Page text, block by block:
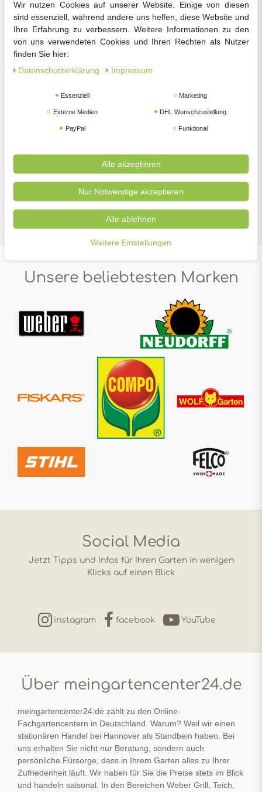
Gemüsesamen Blumensamen Anzucht
Zimmerpflanzen Pflanzenschutz Gartengeräte
Unsere beliebtesten Marken
Social Media
Jetzt Tipps und Infos für Ihren Garten in wenigen
Klicks auf einen Blick
instagram facebook YouTube
Über meingartencenter24.de
meingartencenter24.de zählt zu den Online-
Fachgartencentern in Deutschland. Warum? Weil wir einen
stationären Handel bei Hannover als Standbein haben. Bei
uns erhalten Sie nicht nur Beratung, sondern auch
persönliche Fürsorge, dass in Ihrem Garten alles zu Ihrer
Zufriedenheit läuft. Wir haben für Sie die Preise stets im Blick
und handeln saisonal. In den Bereichen Weber Grill, Teich,
Wir nutzen Cookies auf unserer Website. Einige von diesen
sind essenziell, während andere uns helfen, diese Website und
Ihre Erfahrung zu verbessern. Weitere Informationen zu den
von uns verwendeten Cookies und Ihren Rechten als Nutzer
finden Sie hier:
Daten­schutz­erklärung
Impressum
Essenziell Marketing
Externe Medien DHL Wunschzustellung
PayPal Funktional
Alle akzeptieren
Nur Notwendige akzeptieren
Alle ablehnen
Weitere Einstellungen